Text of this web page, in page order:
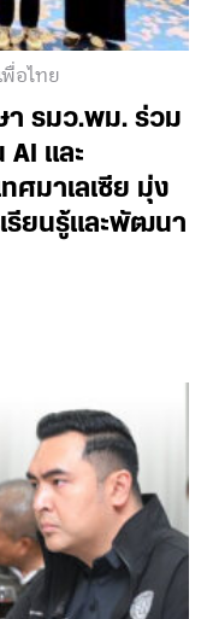
อไทย
า รมว.พม. ร่วม
AI และ
ศมาเลเซีย มุ่ง
เรียนรู้และพัฒนา